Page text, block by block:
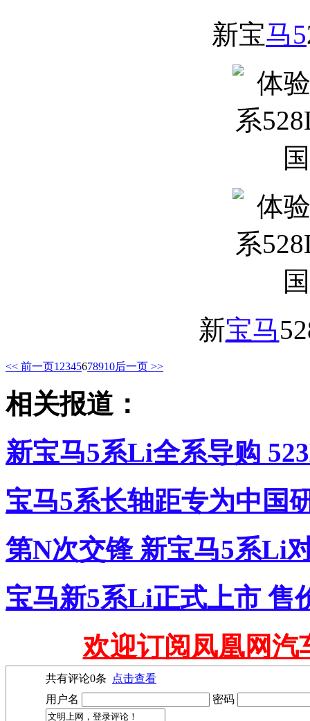
新宝马5
新宝马
<< 前一页1 2345678910后一页 >>
相关报道：
新宝马5系Li全系导购
宝马5系长轴距专为中国
第N次交锋 新宝马5系Li
宝马新5系Li正式上市 售
欢迎订阅凤凰网汽
共有评论0条
点击查看
用户名
密码